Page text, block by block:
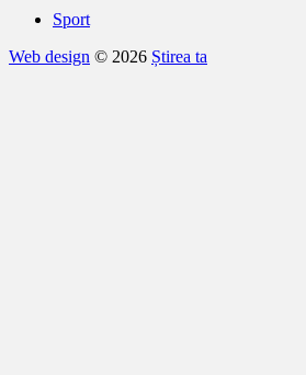
Sport
Web design © 2026 Știrea ta